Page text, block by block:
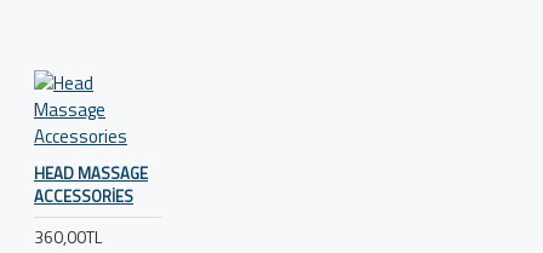
HEAD MASSAGE
ACCESSORIES
360,00TL